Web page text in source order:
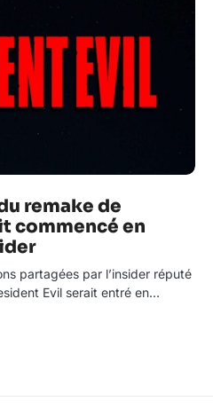
remake de
commencé en
partagées par l’insider réputé
Evil serait entré en…